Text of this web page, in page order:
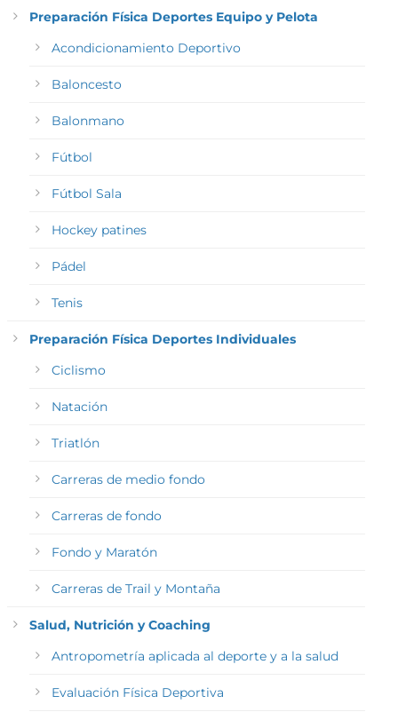
Preparación Física Deportes Equipo y Pelota
Acondicionamiento Deportivo
Baloncesto
Balonmano
Fútbol
Fútbol Sala
Hockey patines
Pádel
Tenis
Preparación Física Deportes Individuales
Ciclismo
Natación
Triatlón
Carreras de medio fondo
Carreras de fondo
Fondo y Maratón
Carreras de Trail y Montaña
Salud, Nutrición y Coaching
Antropometría aplicada al deporte y a la salud
Evaluación Física Deportiva